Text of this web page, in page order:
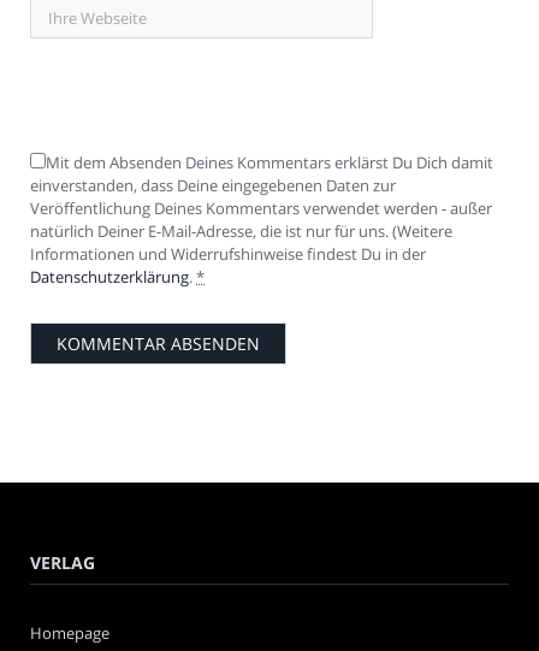
Mit dem Absenden Deines Kommentars erklärst Du Dich damit
einverstanden, dass Deine eingegebenen Daten zur
Veröffentlichung Deines Kommentars verwendet werden - außer
natürlich Deiner E-Mail-Adresse, die ist nur für uns. (Weitere
Informationen und Widerrufshinweise findest Du in der
Datenschutzerklärung. *
VERLAG
Homepage